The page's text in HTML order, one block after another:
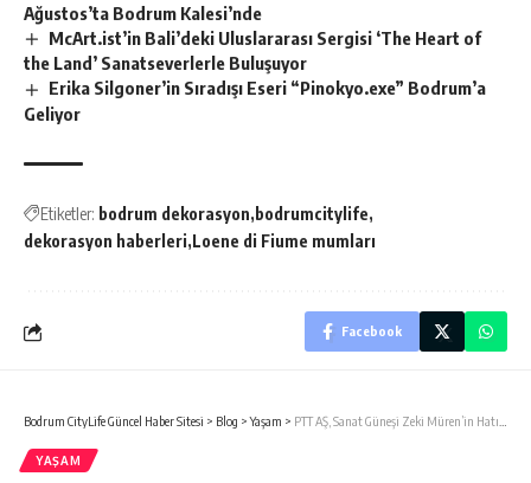
Ağustos’ta Bodrum Kalesi’nde
McArt.ist’in Bali’deki Uluslararası Sergisi ‘The Heart of
the Land’ Sanatseverlerle Buluşuyor
Erika Silgoner’in Sıradışı Eseri “Pinokyo.exe” Bodrum’a
Geliyor
Etiketler: bodrum dekorasyon bodrumcitylife
dekorasyon haberleri Loene di Fiume mumları
Facebook
Bodrum CityLife Güncel Haber Sitesi > Blog >Yaşam > PTT AŞ, Sanat Güneşi Zeki Müren’in Hatıralarını Pullara Taşıyor….
YAŞAM